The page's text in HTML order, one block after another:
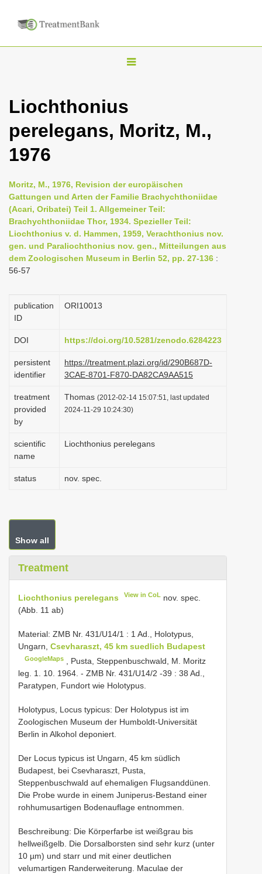
T
g
l
v
i
g
a
t
Liochthonius
perelegans, Moritz, M.,
1976
Moritz, M., 1976, Revision der europäischen
Gattungen und Arten der Familie Brachychthoniidae
(Acari, Oribatei) Teil 1. Allgemeiner Teil:
Brachychthoniidae Thor, 1934. Spezieller Teil:
Liochthonius v. d. Hammen, 1959, Verachthonius nov.
gen. und Paraliochthonius nov. gen., Mitteilungen aus
dem Zoologischen Museum in Berlin 52, pp. 27-136 :
56-57
publication
ID
ORI10013
DOI https://doi.org/10.5281/zenodo.6284223
persistent
identifier
https://treatment.plazi.org/id/290B687D-
3CAE-8701-F870-DA82CA9AA515
treatment
provided
by
Thomas (2012-02-14 15:07:51, last updated
2024-11-29 10:24:30)
scientific
name
Liochthonius perelegans
status nov. spec.
Show all
Treatment
Liochthonius perelegans View in CoL nov. spec.
(Abb. 11 ab)
Material: ZMB Nr. 431/U14/1 : 1 Ad., Holotypus,
Ungarn, Csevharaszt, 45 km suedlich Budapest
GoogleMaps , Pusta, Steppenbuschwald, M. Moritz
leg. 1. 10. 1964. - ZMB Nr. 431/U14/2 -39 : 38 Ad.,
Paratypen, Fundort wie Holotypus.
Holotypus, Locus typicus: Der Holotypus ist im
Zoologischen Museum der Humboldt-Universität
Berlin in Alkohol deponiert.
Der Locus typicus ist Ungarn, 45 km südlich
Budapest, bei Csevharaszt, Pusta,
Steppenbuschwald auf ehemaligen Flugsanddünen.
Die Probe wurde in einem Juniperus-Bestand einer
rohhumusartigen Bodenauflage entnommen.
Beschreibung: Die Körperfarbe ist weißgrau bis
hellweißgelb. Die Dorsalborsten sind sehr kurz (unter
10 µm) und starr und mit einer deutlichen
velumartigen Randerweiterung. Maculae der